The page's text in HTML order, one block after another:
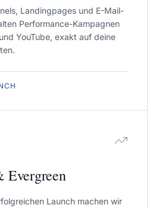
Landingpages und E-Mail-
Performance-Kampagnen
YouTube, exakt auf deine
Evergreen
Launch machen wir